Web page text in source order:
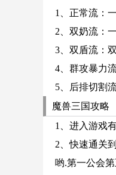
1、正常流：
2、双奶流：
3、双盾流：
4、群攻暴力
5、后排切割
魔兽三国攻略
1、进入游戏
2、快速通关
哟.第一公会